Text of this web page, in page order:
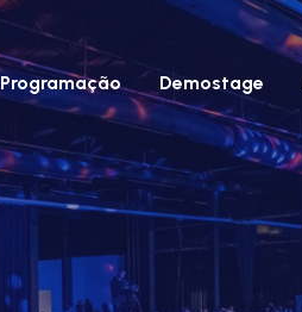
Programação Demostage